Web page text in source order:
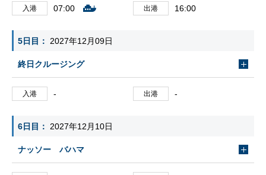
入港 07:00 出港 16:00
5日目 2027年12月09日
終日クルージング
入港 - 出港 -
6日目 2027年12月10日
ナッソー バハマ